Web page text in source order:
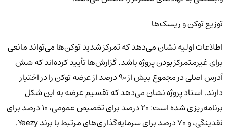
توزیع توکن و ریسک‌ها
اطلاعات اولیه نشان می‌دهد که تمرکز شدید توکن‌ها می‌تواند مانعی
برای غیرمتمرکز بودن پروژه باشد. گزارش‌ها تأیید کرده‌اند که شش
آدرس اصلی در مجموع بیش از ۹۰ درصد از عرضه توکن را در اختیار
دارند. اسناد پروژه نشان می‌دهد که تقسیم عرضه به این شکل
برنامه‌ریزی شده است: ۲۰ درصد برای تخصیص عمومی، ۱۰ درصد برای
نقدینگی، و ۷۰ درصد برای سرمایه‌گذاری‌های مرتبط با برند Yeezy.